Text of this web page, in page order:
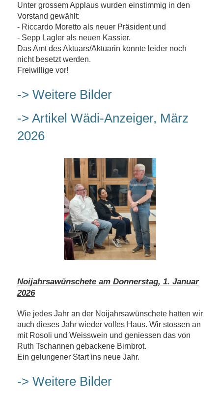
Unter grossem Applaus wurden einstimmig in den
Vorstand gewählt:
- Riccardo Moretto als neuer Präsident und
- Sepp Lagler als neuen Kassier.
Das Amt des Aktuars/Aktuarin konnte leider noch
nicht besetzt werden.
Freiwillige vor!
-> Weitere Bilder
-> Artikel Wädi-Anzeiger, März
2026
Noijahrsawünschete am Donnerstag, 1. Januar
2026
Wie jedes Jahr an der Noijahrsawünschete hatten wir
auch dieses Jahr wieder volles Haus. Wir stossen an
mit Rosoli und Weisswein und geniessen das von
Ruth Tschannen gebackene Birnbrot.
Ein gelungener Start ins neue Jahr.
-> Weitere Bilder